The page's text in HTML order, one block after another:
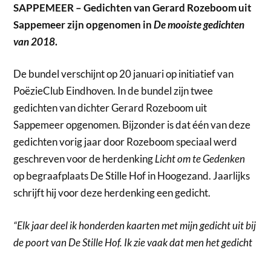
SAPPEMEER – Gedichten van Gerard Rozeboom uit
Sappemeer zijn opgenomen inDe mooiste gedichten
van 2018.
De bundel verschijnt op 20 januari op initiatief van
PoëzieClub Eindhoven. In de bundel zijn twee
gedichten van dichter Gerard Rozeboom uit
Sappemeer opgenomen. Bijzonder is dat één van deze
gedichten vorig jaar door Rozeboom speciaal werd
geschreven voor de herdenkingLicht om te Gedenken
op begraafplaats De Stille Hof in Hoogezand. Jaarlijks
schrijft hij voor deze herdenking een gedicht.
“Elk jaar deel ik honderden kaarten met mijn gedicht uit bij
de poort van De Stille Hof. Ik zie vaak dat men het gedicht